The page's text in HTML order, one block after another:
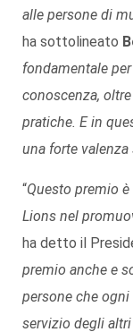
alle persone di
ha sottolineato
fondamentale
conoscenza,
pratiche. E in
una forte
“Questo premio
Lions nel
ha detto il
premio anche e
persone che
servizio degli